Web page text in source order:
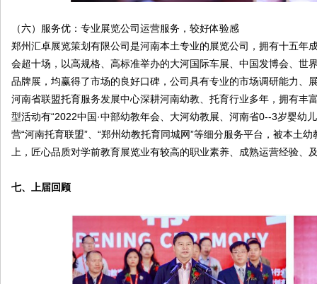
（六）服务优：专业展览公司运营服务，较好体验感
郑州汇卓展览策划有限公司是河南本土专业的展览公司，拥有十五年
会超十场，以高规格、高标准举办的大河国际车展、中国发博会、世
品牌展，均赢得了市场的良好口碑，公司具有专业的市场调研能力、
河南省联盟托育服务发展中心深耕河南幼教、托育行业多年，拥有丰
型活动有“2022中国·中部幼教年会、大河幼教展、河南省0--3岁婴幼
营“河南托育联盟”、“郑州幼教托育同城网”等细分服务平台，被本土
上，匠心品质对学前教育展览业有较高的职业素养、成熟运营经验、
七、上届回顾